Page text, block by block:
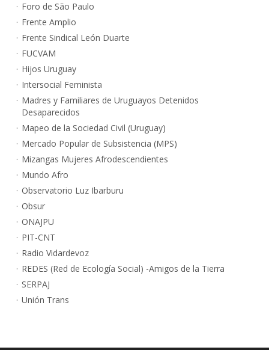
Foro de São Paulo
Frente Amplio
Frente Sindical León Duarte
FUCVAM
Hijos Uruguay
Intersocial Feminista
Madres y Familiares de Uruguayos Detenidos
Desaparecidos
Mapeo de la Sociedad Civil (Uruguay)
Mercado Popular de Subsistencia (MPS)
Mizangas Mujeres Afrodescendientes
Mundo Afro
Observatorio Luz Ibarburu
Obsur
ONAJPU
PIT-CNT
Radio Vidardevoz
REDES (Red de Ecología Social) -Amigos de la Tierra
SERPAJ
Unión Trans